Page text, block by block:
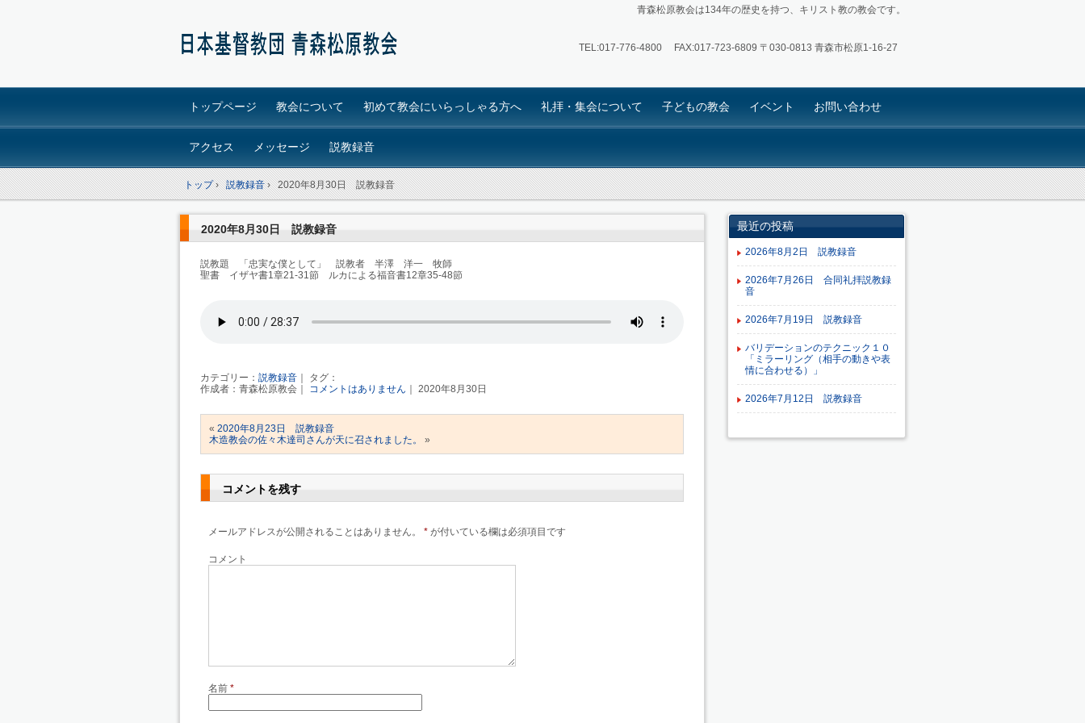
青森松原教会は134年の歴史を持つ、キリスト教の教会です。
TEL:017-776-4800 FAX:017-723-6809 〒030-0813 青森市松原1-16-27
トップページ 教会について 初めて教会にいらっしゃる方へ 礼拝・集会について 子どもの教会 イベント お問い合わせ
アクセス メッセージ 説教録音
トップ› 説教録音› 2020年8月30日 説教録音
2020年8月30日 説教録音
説教題 「忠実な僕として」 説教者 半澤 洋一 牧師
聖書 イザヤ書1章21-31節 ルカによる福音書12章35-48節
カテゴリー： 説教録音 ｜ タグ：
作成者：青森松原教会｜ コメントはありません ｜ 2020年8月30日
« 2020年8月23日 説教録音
木造教会の佐々木達司さんが天に召されました。
»
コメントを残す
メールアドレスが公開されることはありません。 * が付いている欄は必須項目です
コメント
名前 *
最近の投稿
2026年8月2日 説教録音
2026年7月26日 合同礼拝説教録
音
2026年7月19日 説教録音
バリデーションのテクニック１０
「ミラーリング（相手の動きや表
情に合わせる）」
2026年7月12日 説教録音